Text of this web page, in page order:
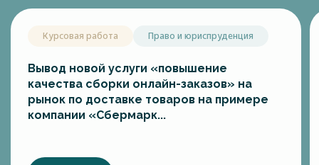
Курсовая работа Право и юриспруденция
Вывод новой услуги «повышение
качества сборки онлайн-заказов» на
рынок по доставке товаров на примере
компании «Сбермарк...